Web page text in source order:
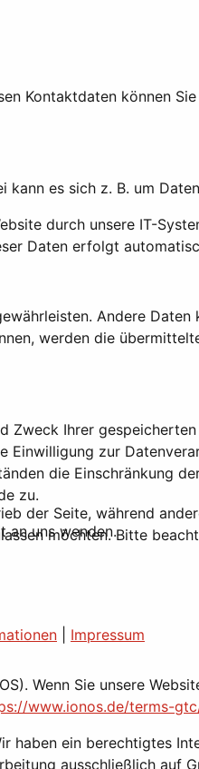
Kontaktdaten können
es sich z. B. um
durch unsere IT-
Daten erfolgt
Andere
werden die
Ihrer
zur
die Einschränkung
zu.
an uns wenden.
Wenn Sie unsere
www.ionos.de/terms-
ein berechtigtes
ausschließlich auf
der Seite, während
möchten. Bitte
Impressum